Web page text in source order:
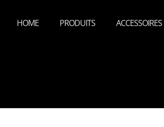
HOME PRODUITS ACCESSOIRES